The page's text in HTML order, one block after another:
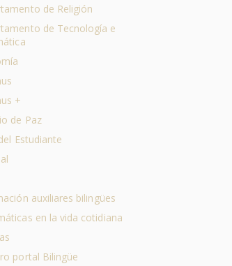
de Religión
de Tecnología e
+
de Paz
Estudiante
auxiliares bilingües
en la vida cotidiana
portal Bilingüe